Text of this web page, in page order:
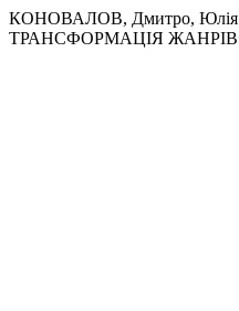
КОНОВАЛОВ, Дмитро,
ТРАНСФОРМАЦІЯ